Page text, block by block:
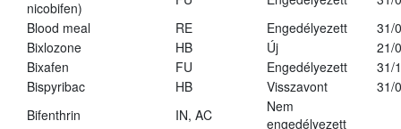
nicobifen)
Blood meal
RE Engedélyezett
31/
Bixlozone
HB Új
21/
Bixafen
FU Engedélyezett
31/
Bispyribac
HB Visszavont
31/
Bifenthrin
IN, AC
Nem
engedélyezett